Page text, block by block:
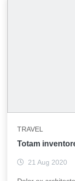
TRAVEL
Totam
21 Aug 2020